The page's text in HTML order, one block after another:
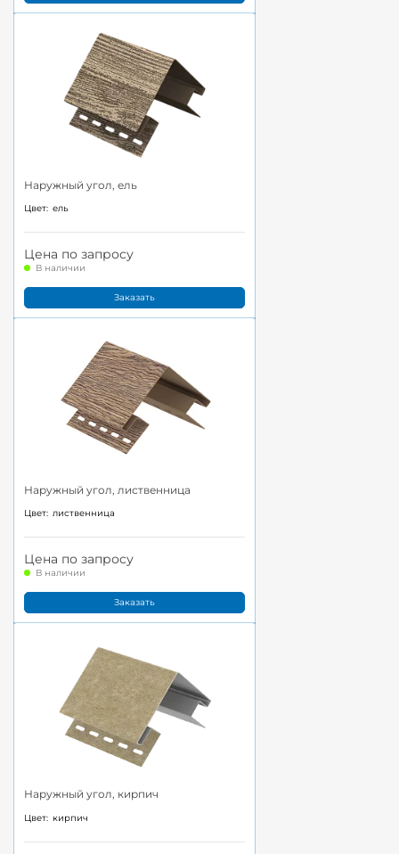
Наружный угол, ель
Цвет: ель
Цена по запросу
В наличии
Заказать
Наружный угол, лиственница
Цвет: лиственница
Цена по запросу
В наличии
Заказать
Наружный угол, кирпич
Цвет: кирпич